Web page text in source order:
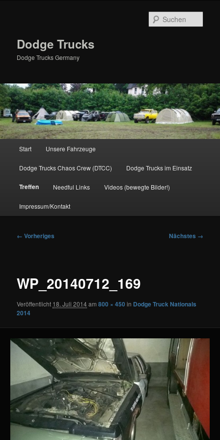
Dodge Trucks
Dodge Trucks Germany
Start Unsere Fahrzeuge
Dodge Trucks Chaos Crew (DTCC) Dodge Trucks im Einsatz
Treffen Needful Links Videos (bewegte Bilder!)
Impressum/Kontakt
Bilder-
← Vorheriges Nächstes →
WP_20140712_169
Veröffentlicht 18. Juli 2014am800 × 450 in Dodge Truck Nationals
2014